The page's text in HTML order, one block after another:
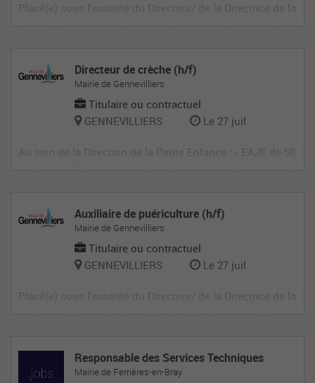
Placé(e) sous l’autorité du Directeur/ de la Directrice de la
u sein de la Direction de la Petite Enfance : • Projets éduc
Directeur de crèche (h/f)
Mairie de Gennevilliers
Titulaire ou contractuel
GENNEVILLIERS
Le 27 juil.
Au sein de la Direction de la Petite Enfance : • EAJE de 50
naire Petite Enfance • Éveil culturel : 4 spectacles par an
Auxiliaire de puériculture (h/f)
Mairie de Gennevilliers
Titulaire ou contractuel
GENNEVILLIERS
Le 27 juil.
Placé(e) sous l’autorité du Directeur/ de la Directrice de la
e. Au sein de la Direction de la Petite Enfance : • Projets é
Responsable des Services Techniques
Mairie de Ferrières-en-Bray